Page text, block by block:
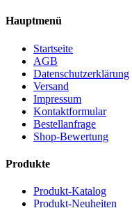
Hauptmenü
Startseite
AGB
Datenschutzerklärung
Versand
Impressum
Kontaktformular
Bestellanfrage
Shop-Bewertung
Produkte
Produkt-Katalog
Produkt-Neuheiten